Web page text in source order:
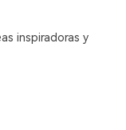
inspiradoras y